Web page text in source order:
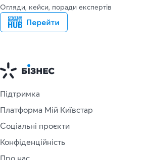
Огляди, кейси, поради експертів
Підтримка
Платформа Мій Київстар
Соціальні проєкти
Конфіденційність
Про нас